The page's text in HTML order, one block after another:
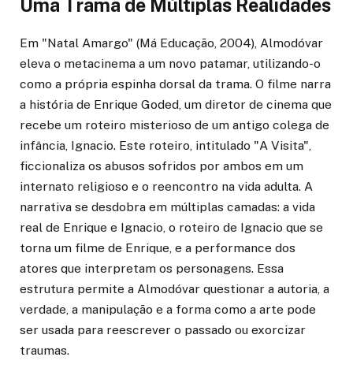
Uma Trama de Múltiplas Realidades
Em "Natal Amargo" (Má Educação, 2004), Almodóvar
eleva o metacinema a um novo patamar, utilizando-o
como a própria espinha dorsal da trama. O filme narra
a história de Enrique Goded, um diretor de cinema que
recebe um roteiro misterioso de um antigo colega de
infância, Ignacio. Este roteiro, intitulado "A Visita",
ficcionaliza os abusos sofridos por ambos em um
internato religioso e o reencontro na vida adulta. A
narrativa se desdobra em múltiplas camadas: a vida
real de Enrique e Ignacio, o roteiro de Ignacio que se
torna um filme de Enrique, e a performance dos
atores que interpretam os personagens. Essa
estrutura permite a Almodóvar questionar a autoria, a
verdade, a manipulação e a forma como a arte pode
ser usada para reescrever o passado ou exorcizar
traumas.